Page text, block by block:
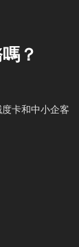
？
卡和中小企客